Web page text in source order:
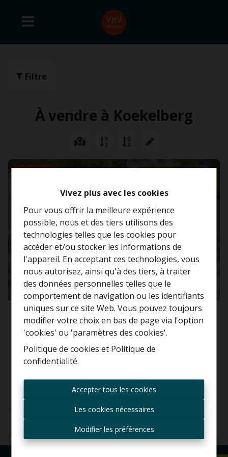
Vivez plus avec les cookies
Pour vous offrir la meilleure expérience
possible, nous et des tiers utilisons des
technologies telles que les cookies pour
accéder et/ou stocker les informations de
l'appareil. En acceptant ces technologies, vous
nous autorisez, ainsi qu'à des tiers, à traiter
des données personnelles telles que le
comportement de navigation ou les identifiants
uniques sur ce site Web. Vous pouvez toujours
modifier votre choix en bas de page via l'option
'cookies' ou 'paramètres des cookies'.
Politique de cookies et Politique de
confidentialité.
Accepter tous les cookies
Les cookies nécessaires
Modifier les préférences
Filtre
À vendre à Koekelberg
Maison prête à l'emploi avec 6 chambres, 2
salles de bains e...
1081 Koekelberg
245 m²
Curieux de connaître la
valeur de votre maison ?
Estimation gratuite
Toujours être le premier
informé des nouvelles
offres ?
mail